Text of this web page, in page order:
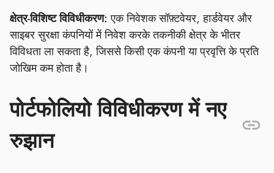
क्षेत्र-विशिष्ट विविधीकरण: एक निवेशक सॉफ़्टवेयर, हार्डवेयर और
साइबर सुरक्षा कंपनियों में निवेश करके तकनीकी क्षेत्र के भीतर
विविधता ला सकता है, जिससे किसी एक कंपनी या प्रवृत्ति के प्रति
जोखिम कम होता है।
पोर्टफोलियो विविधीकरण में नए
रुझान